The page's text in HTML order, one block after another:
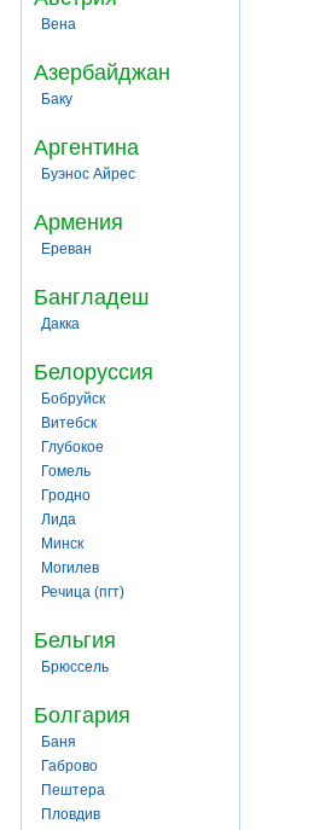
Вена
Азербайджан
Баку
Аргентина
Буэнос Айрес
Армения
Ереван
Бангладеш
Дакка
Белоруссия
Бобруйск
Витебск
Глубокое
Гомель
Гродно
Лида
Минск
Могилев
Речица (пгт)
Бельгия
Брюссель
Болгария
Баня
Габрово
Пештера
Пловдив